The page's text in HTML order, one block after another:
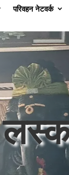
परिवहन नेटवर्क